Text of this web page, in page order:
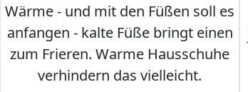
Wärme - und mit den Füßen soll es
anfangen - kalte Füße bringt einen
zum Frieren. Warme Hausschuhe
verhindern das vielleicht.